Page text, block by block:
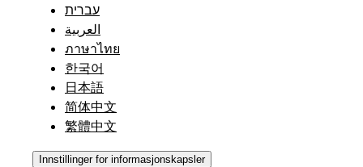
עברית
العربية
ภาษาไทย
한국어
日本語
简体中文
繁體中文
Innstillinger for informasjonskapsler